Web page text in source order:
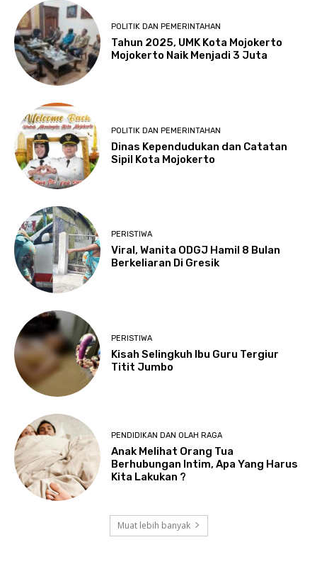
POLITIK DAN PEMERINTAHAN
Tahun 2025, UMK Kota Mojokerto
Mojokerto Naik Menjadi 3 Juta
POLITIK DAN PEMERINTAHAN
Dinas Kependudukan dan Catatan
Sipil Kota Mojokerto
PERISTIWA
Viral, Wanita ODGJ Hamil 8 Bulan
Berkeliaran Di Gresik
PERISTIWA
Kisah Selingkuh Ibu Guru Tergiur
Titit Jumbo
PENDIDIKAN DAN OLAH RAGA
Anak Melihat Orang Tua
Berhubungan Intim, Apa Yang Harus
Kita Lakukan ?
Muat lebih banyak